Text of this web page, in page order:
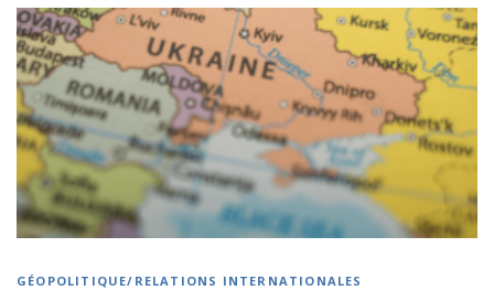
GÉOPOLITIQUE/RELATIONS INTERNATIONALES